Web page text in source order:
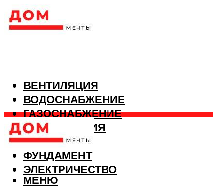
ВЕНТИЛЯЦИЯ
ВОДОСНАБЖЕНИЕ
ГАЗОСНАБЖЕНИЕ
КАНАЛИЗАЦИЯ
ОТОПЛЕНИЕ
ФУНДАМЕНТ
ЭЛЕКТРИЧЕСТВО
МЕНЮ